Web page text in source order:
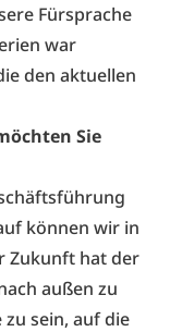
Fürsprache
war
den aktuellen
Sie
können wir in
Zukunft hat der
außen zu
sein, auf die